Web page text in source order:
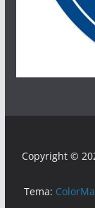
Copyright ©
Tema: